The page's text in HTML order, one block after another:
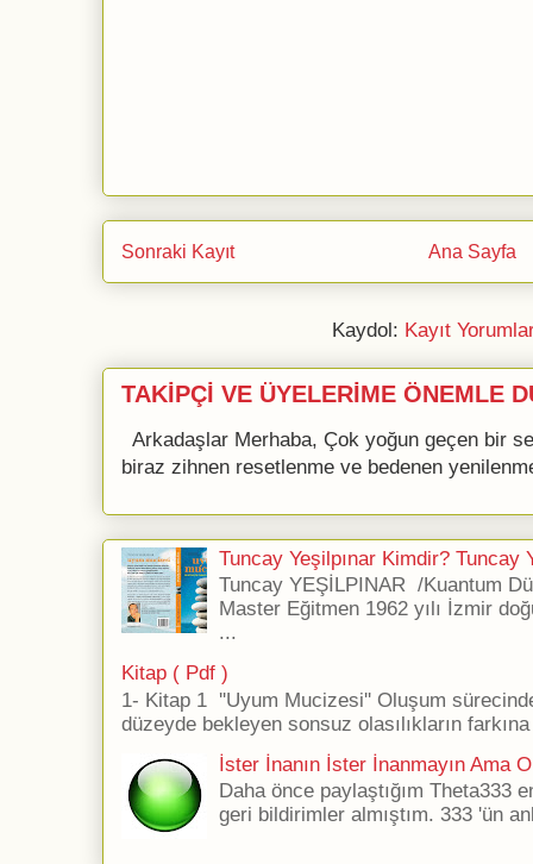
Sonraki Kayıt Ana Sayfa
Kaydol: Kayıt
TAKİPÇİ VE ÜYELERİME ÖNEMLE
Arkadaşlar Merhaba, Çok yoğun geçen bir
biraz zihnen resetlenme ve bedenen
Tuncay Yeşilpınar Kimdir? Tuncay
Tuncay YEŞİLPINAR /Kuantum
Master Eğitmen 1962 yılı İzmir
...
Kitap ( Pdf )
1- Kitap 1 ''Uyum Mucizesi'' Oluşum
düzeyde bekleyen sonsuz olasılıkların
İster İnanın İster İnanmayın Ama
Daha önce paylaştığım Theta333
geri bildirimler almıştım. 333 'ün